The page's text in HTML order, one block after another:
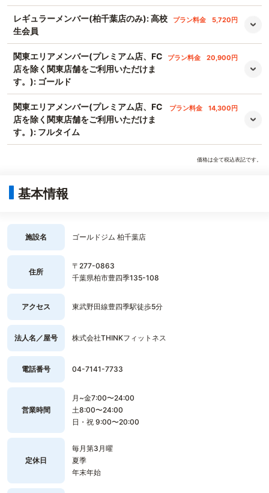
レギュラーメンバー(柏千葉店のみ): 高校
生会員
プラン料金 5,720円
関東エリアメンバー(プレミアム店、FC
店を除く関東店舗をご利用いただけま
す。): ゴールド
プラン料金 20,900円
関東エリアメンバー(プレミアム店、FC
店を除く関東店舗をご利用いただけま
す。): フルタイム
プラン料金 14,300円
価格は全て税込表記です。
基本情報
施設名 ゴールドジム 柏千葉店
住所
〒277-0863
千葉県柏市豊四季135-108
アクセス 東武野田線豊四季駅徒歩5分
法人名／屋号 株式会社THINKフィットネス
電話番号 04-7141-7733
営業時間
月~金7:00〜24:00
土8:00〜24:00
日・祝 9:00〜20:00
定休日
毎月第3月曜
夏季
年末年始